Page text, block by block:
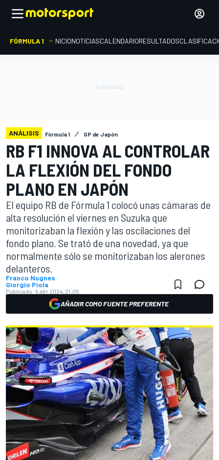
FÓRMULA 1 INICIONOTICIASCALENDARIORESULTADOS
ANÁLISIS Fórmula 1 GP de Japón
RB F1 INNOVA AL CONTROLAR
LA FLEXIÓN DEL FONDO
PLANO EN JAPÓN
El equipo RB de Fórmula 1 colocó unas cámaras de
alta resolución el viernes en Suzuka que
monitorizaban la flexión y las oscilaciones del
fondo plano. Se trató de una novedad, ya que
normalmente sólo se monitorizaban los alerones
delanteros.
Franco Nugnes
Giorgio Piola
Publicado: 5 abr 2024, 21:05
AÑADIR COMO FUENTE PREFERENTE